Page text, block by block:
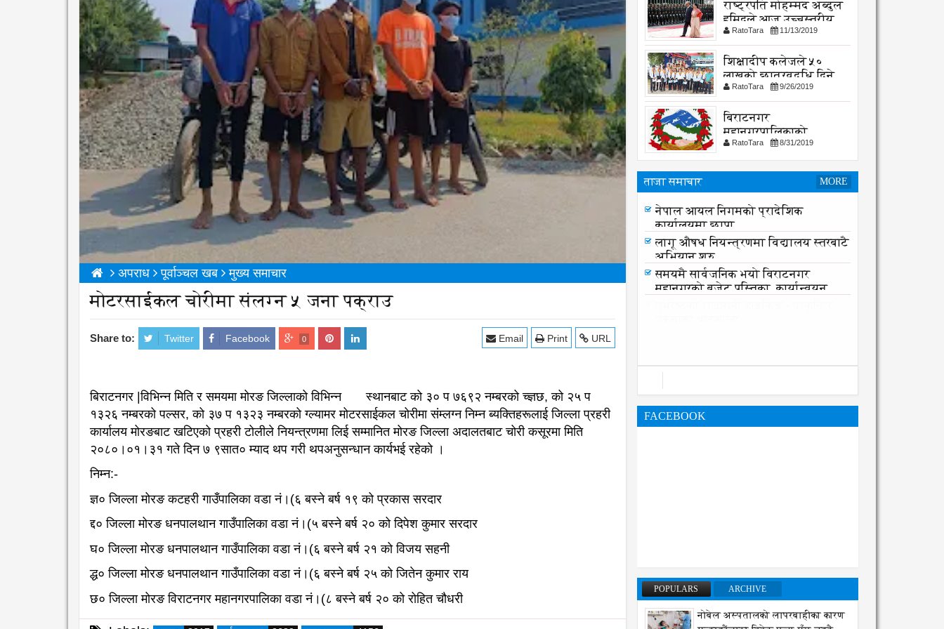
अपराध पूर्वाञ्चल खब मुख्य समाचार
मोटरसाईकल चोरीमा संलग्न ५ जना पक्राउ
Share to: Twitter Facebook 0 URL
Print
Email
बिराटनगर |विभिन्न मिति र समयमा मोरङ जिल्लाको विभिन्न स्थानबाट को ३० प ७६९२ नम्बरको च्ज्ञछ, को २५ प
१३२६ नम्बरको पल्सर, को ३७ प १३२३ नम्बरको ग्ल्यामर मोटरसाईकल चोरीमा संम्लग्न निम्न ब्यक्तिहरूलाई जिल्ला प्रहरी
कार्यालय मोरङबाट खटिएको प्रहरी टोलीले नियन्त्रणमा लिई सम्मानित मोरङ जिल्ला अदालतबाट चोरी कसूरमा मिति
२०८०।०१।३१ गते दिन ७ ९सात० म्याद थप गरी थपअनुसन्धान कार्यभई रहेको ।
निम्न:-
ज्ञ० जिल्ला मोरङ कटहरी गाउँपालिका वडा नं।(६ बस्ने बर्ष १९ को प्रकास सरदार
द्द० जिल्ला मोरङ धनपालथान गाउँपालिका वडा नं।(५ बस्ने बर्ष २० को दिपेश कुमार सरदार
घ० जिल्ला मोरङ धनपालथान गाउँपालिका वडा नं।(६ बस्ने बर्ष २१ को विजय सहनी
द्ध० जिल्ला मोरङ धनपालथान गाउँपालिका वडा नं।(६ बस्ने बर्ष २५ को जितेन कुमार राय
छ० जिल्ला मोरङ विराटनगर महानगरपालिका वडा नं।(८ बस्ने बर्ष २० को रोहित चौधरी
राष्ट्रपति मोहम्मद अब्दुल
हमिदले आज उच्चस्तरीय
भेटवार्ता गर्नु हुदै,
RatoTara 11/13/2019
शिक्षादीप कलेजले ५०
लाखको छात्रवृद्धि दिने
घोषणा
RatoTara 9/26/2019
बिराटनगर
महानगरपालिकाको
सार्वजनिक -सुचना
RatoTara 8/31/2019
ताजा समाचार MORE
नेपाल आयल निगमको प्रादेशिक
कार्यालयमा छापा
नेपाल आयल निगमको प्रादेशिक
कार्यालयमा छापा
लागू औषध नियन्त्रणमा विद्यालय स्तरबाटै
अभियान शुरु
समयमै सार्वजनिक भयो विराटनगर
FACEBOOK
POPULARS ARCHIVE
नोबेल अस्पतालको लापरबाहीका कारण